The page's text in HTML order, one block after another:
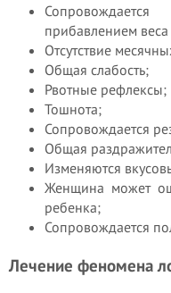
прибавлением
Отсутствие
Общая слабость;
Рвотные рефлексы;
Тошнота;
Сопровождается
Общая
Изменяются
Женщина может
ребенка;
Сопровождается
Лечение феномена